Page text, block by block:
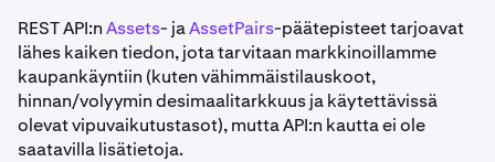
REST API:nAssets- jaAssetPairs-päätepisteet tarjoavat
lähes kaiken tiedon, jota tarvitaan markkinoillamme
kaupankäyntiin (kuten vähimmäistilauskoot,
hinnan/volyymin desimaalitarkkuus ja käytettävissä
olevat vipuvaikutustasot), mutta API:n kautta ei ole
saatavilla lisätietoja.